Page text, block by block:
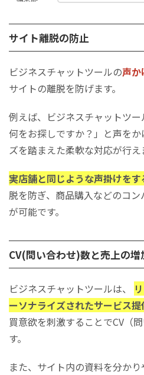
サイト離脱の防止
ビジネスチャットツールの声
サイトの離脱を防げます。
例えば、ビジネスチャットツー
何をお探しですか？」と声を
ズを踏まえた柔軟な対応が行え
実店舗と同じような声掛けをす
脱を防ぎ、商品購入などのコ
が可能です。
CV(問い合わせ)数と売上の増
ビジネスチャットツールは、
ーソナライズされたサービス
買意欲を刺激することでCV（
す。
また、サイト内の資料を分か